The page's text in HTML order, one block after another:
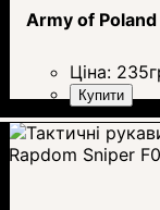
Army of Poland
Ціна: 235
Купити